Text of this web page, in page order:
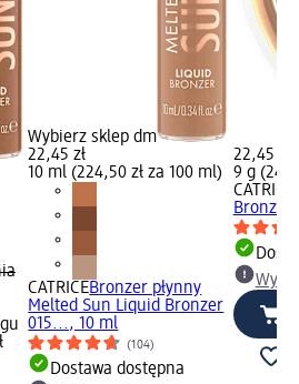
Wybierz sklep dm
22,45 zł
10 ml (224,50 zł za 100 ml)
CATRICEBronzer płynny
Melted Sun Liquid Bronzer
015..., 10 ml
(104)
Dostawa dostępna
22,45 zł
9 g
CATRICE
Bronzer